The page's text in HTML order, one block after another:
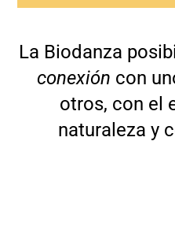
La Biodanza
conexión con
otros, con el
naturaleza y